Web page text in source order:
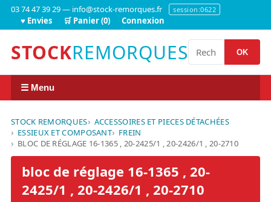
03 74 47 39 29 — info@stock-remorques.fr session:0622
♥ Envies 🛒 Panier (0) Connexion
STOCKREMORQUES OK
☰ Menu
STOCK REMORQUES
ACCESSOIRES ET PIECES DÉTACHÉES
ESSIEUX ET COMPOSANT
FREIN
BLOC DE RÉGLAGE 16-1365 , 20-2425/1 , 20-2426/1 , 20-2710
bloc de réglage 16-1365 , 20-
2425/1 , 20-2426/1 , 20-2710